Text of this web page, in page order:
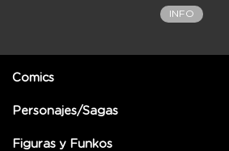
INFO
Comics
Personajes/Sagas
Figuras y Funkos